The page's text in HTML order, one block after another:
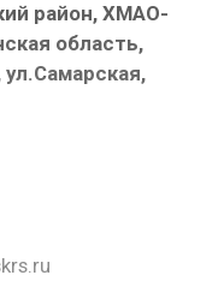
район, ХМАО-
область,
ул.Самарская,